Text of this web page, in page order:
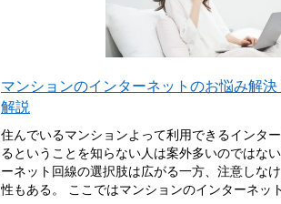
マンションのインターネットのお悩み解
解説
住んでいるマンションよって利用できるインタ
るということを知らない人は案外多いのではな
ーネット回線の選択肢は広がる一方、注意しな
性もある。 ここではマンションのインターネ